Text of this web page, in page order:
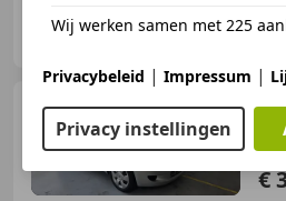
Autobedrijf van Selm
NL-3628 EJ KOCKENGEN
€
Wij werken samen met 225
Privacybeleid | Impressum |
Privacy instellingen